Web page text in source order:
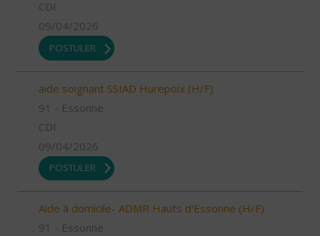
CDI
09/04/2026
POSTULER
aide soignant SSIAD Hurepoix (H/F)
91 - Essonne
CDI
09/04/2026
POSTULER
Aide à domicile- ADMR Hauts d'Essonne (H/F)
91 - Essonne